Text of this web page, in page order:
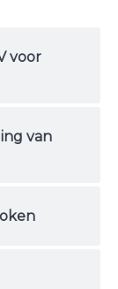
voor
van